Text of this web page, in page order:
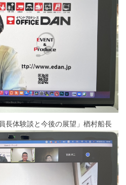
長体験談と今後の展望」楢村船長